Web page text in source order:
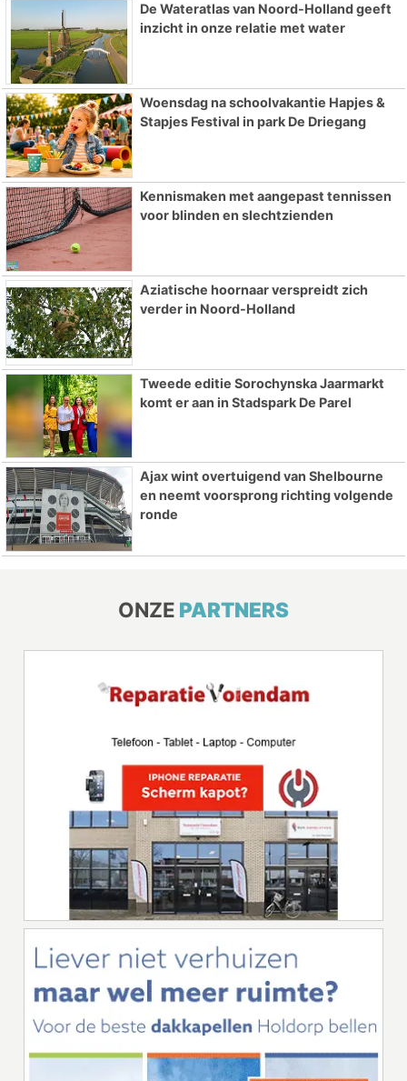
De Wateratlas van Noord-Holland geeft
inzicht in onze relatie met water
Woensdag na schoolvakantie Hapjes &
Stapjes Festival in park De Driegang
Kennismaken met aangepast tennissen
voor blinden en slechtzienden
Aziatische hoornaar verspreidt zich
verder in Noord-Holland
Tweede editie Sorochynska Jaarmarkt
komt er aan in Stadspark De Parel
Ajax wint overtuigend van Shelbourne
en neemt voorsprong richting volgende
ronde
ONZE PARTNERS